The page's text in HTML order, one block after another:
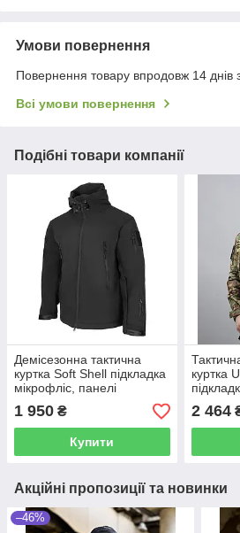
Умови повернення
Повернення товару впродовж 14 днів
Всі умови повернення
Подібні товари компанії
Демісезонна тактична
куртка Soft Shell підкладка
мікрофліс, панелі
VELCRO Чорна
1 950 ₴
Купити
куртка
до 15
2 464
Акційні пропозиції та новинки
–46%